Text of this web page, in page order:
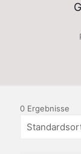
0 Ergebnisse